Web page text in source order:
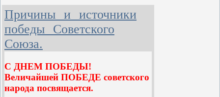
майор». С 1944 года С. А. Ковпак –
член Верховного Суда Украинской
ССР, с 1947 года – заместитель
Председателя Президиума, а с 1967
года – член Президиума Верховного
Совета Украинской ССР. Депутат
Верховного Совета СССР 2−7-го
Октябрьской социалистической революцией и
выросшей в годы сталинских пятилеток.
Победа советского народа над сильнейшим
империалистическим хищником наглядно
показала всему миру огромные преимущества
социалистической системы перед
важнейших итогов борьбы двух систем, на
которые раскололся мир в результате первой
в мире победоносной пролетарской
революции.
Причины и источники
победы Советского
Союза.
С ДНЕМ ПОБЕДЫ!
Величайшей ПОБЕДЕ советского
народа посвящается.